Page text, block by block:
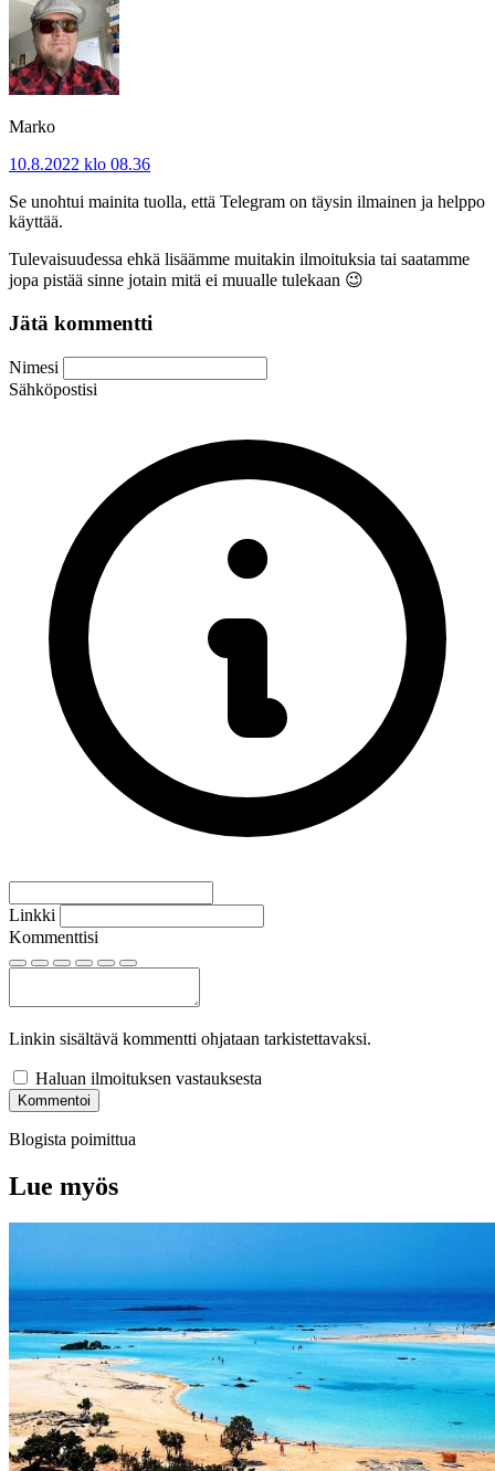
Marko
10.8.2022 klo 08.36
Se unohtui mainita tuolla, että Telegram on täysin ilmainen ja helppo
käyttää.
Tulevaisuudessa ehkä lisäämme muitakin ilmoituksia tai saatamme
jopa pistää sinne jotain mitä ei muualle tulekaan 😉
Jätä kommentti
Nimesi
Sähköpostisi
Linkki
Kommenttisi
Linkin sisältävä kommentti ohjataan tarkistettavaksi.
Haluan ilmoituksen vastauksesta
Kommentoi
Blogista poimittua
Lue myös